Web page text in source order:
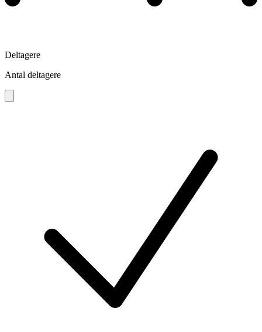
Deltagere
Antal deltagere